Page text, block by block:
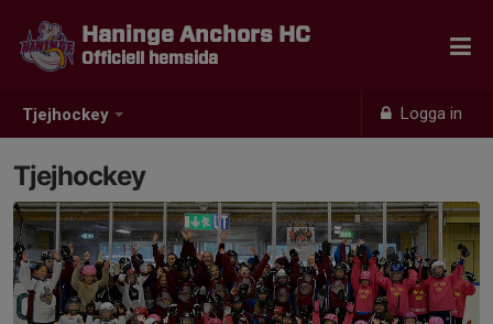
Tjejhockey Logga in
Haninge Anchors HC
Officiell hemsida
Tjejhockey